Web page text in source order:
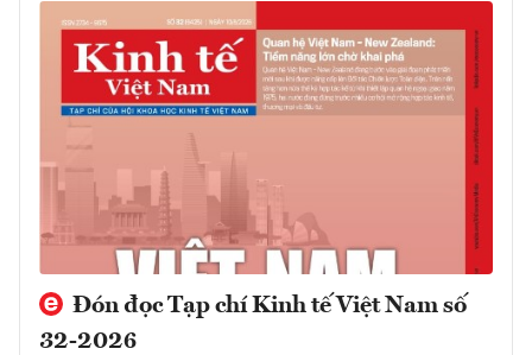
Đón đọc Tạp chí Kinh tế Việt Nam số
32-2026